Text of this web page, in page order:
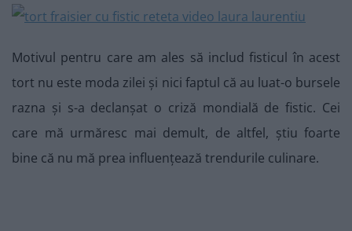
Motivul pentru care am ales să includ fisticul în acest
tort nu este moda zilei și nici faptul că au luat-o bursele
razna și s-a declanșat o criză mondială de fistic. Cei
care mă urmăresc mai demult, de altfel, știu foarte
bine că nu mă prea influențează trendurile culinare.